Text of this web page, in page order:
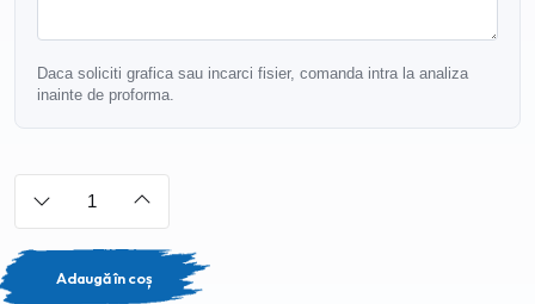
Daca soliciti grafica sau incarci fisier, comanda intra la analiza
inainte de proforma.
Adaugă în coș